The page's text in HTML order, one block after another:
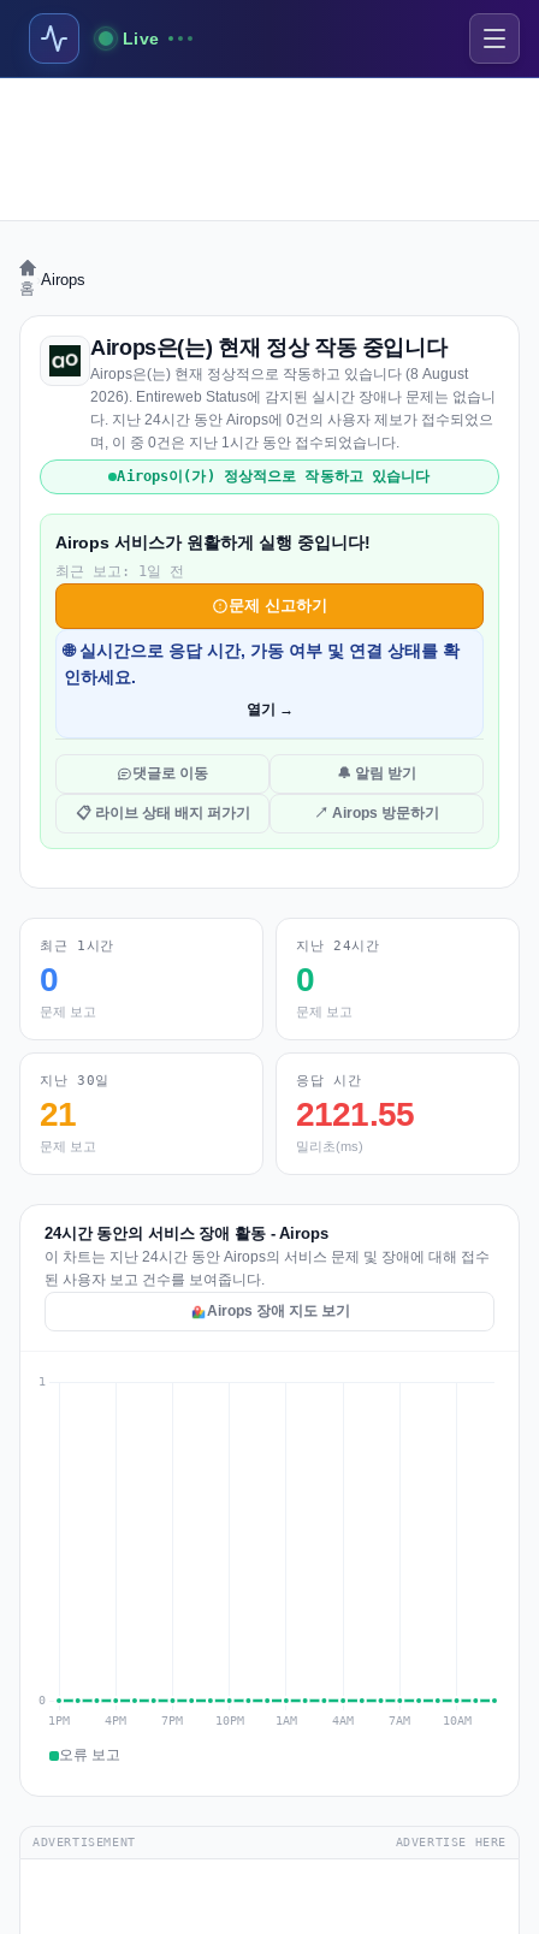
Live
홈 Airops
Airops은(는) 현재 정상 작동 중입니다
Airops은(는) 현재 정상적으로 작동하고 있습니다 (8 August
2026). Entireweb Status에 감지된 실시간 장애나 문제는 없습니
다. 지난 24시간 동안 Airops에 0건의 사용자 제보가 접수되었으
며, 이 중 0건은 지난 1시간 동안 접수되었습니다.
Airops이(가) 정상적으로 작동하고 있습니다
Airops 서비스가 원활하게 실행 중입니다!
최근 보고: 1일 전
문제 신고하기
🌐 실시간으로 응답 시간, 가동 여부 및 연결 상태를 확
인하세요.
열기 →
댓글로 이동 🔔 알림 받기
📋 라이브 상태 배지 퍼가기 ↗ Airops 방문하기
최근 1시간
0
문제 보고
지난 24시간
0
문제 보고
지난 30일
21
문제 보고
응답 시간
2121.55
밀리초(ms)
24시간 동안의 서비스 장애 활동 - Airops
이 차트는 지난 24시간 동안 Airops의 서비스 문제 및 장애에 대해 접수
된 사용자 보고 건수를 보여줍니다.
Airops 장애 지도 보기
오류 보고
ADVERTISEMENT ADVERTISE HERE